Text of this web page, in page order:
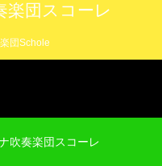
楽団スコーレ
団Schole
吹奏楽団スコーレ